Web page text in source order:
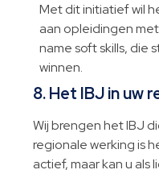
Met dit initiatief wil
aan opleidingen
name soft skills, die
winnen.
8. Het IBJ in uw
Wij brengen het IBJ
regionale werking is
actief, maar kan u